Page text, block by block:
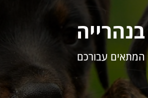
המתאים עבורכם